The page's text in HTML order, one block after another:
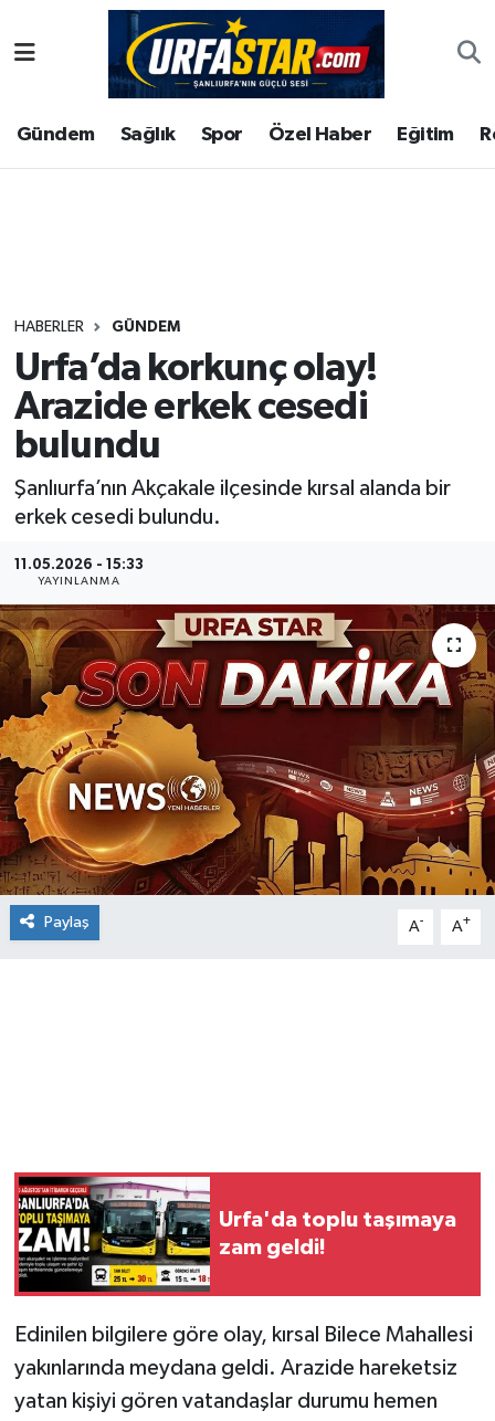
Gündem Sağlık Spor Özel Haber Eğitim
HABERLER GÜNDEM
Urfa’da korkunç olay!
Arazide erkek cesedi
bulundu
Şanlıurfa’nın Akçakale ilçesinde kırsal alanda bir
erkek cesedi bulundu.
11.05.2026 - 15:33
YAYINLANMA
Paylaş A- A+
Urfa'da toplu taşımaya
zam geldi!
Edinilen bilgilere göre olay, kırsal Bilece Mahallesi
yakınlarında meydana geldi. Arazide hareketsiz
yatan kişiyi gören vatandaşlar durumu hemen
ASAYİS
ÇEVRE
Gündem
Kültür
Magazin
Şanlıurfa Nöbetçi Eczaneler
Şanlıurfa Hava Durumu
Tüm Manşetler
Son Dakika Haberleri
Haber Arşivi